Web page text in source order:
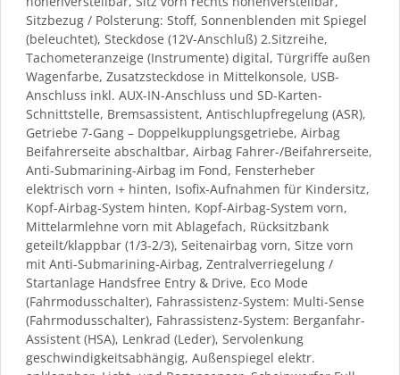
Sitzbezug / Polsterung: Stoff, Sonnenblenden mit Spiegel
(beleuchtet), Steckdose (12V-Anschluß) 2.Sitzreihe,
Tachometeranzeige (Instrumente) digital, Türgriffe außen
Wagenfarbe, Zusatzsteckdose in Mittelkonsole, USB-
Anschluss inkl. AUX-IN-Anschluss und SD-Karten-
Schnittstelle, Bremsassistent, Antischlupfregelung (ASR),
Getriebe 7-Gang – Doppelkupplungsgetriebe, Airbag
Beifahrerseite abschaltbar, Airbag Fahrer-/Beifahrerseite,
Anti-Submarining-Airbag im Fond, Fensterheber
elektrisch vorn + hinten, Isofix-Aufnahmen für Kindersitz,
Kopf-Airbag-System hinten, Kopf-Airbag-System vorn,
Mittelarmlehne vorn mit Ablagefach, Rücksitzbank
geteilt/klappbar (1/3-2/3), Seitenairbag vorn, Sitze vorn
mit Anti-Submarining-Airbag, Zentralverriegelung /
Startanlage Handsfree Entry & Drive, Eco Mode
(Fahrmodusschalter), Fahrassistenz-System: Multi-Sense
(Fahrmodusschalter), Fahrassistenz-System: Berganfahr-
Assistent (HSA), Lenkrad (Leder), Servolenkung
geschwindigkeitsabhängig, Außenspiegel elektr.